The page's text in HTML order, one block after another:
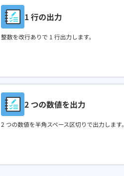
1 行の出力
整数を改行ありで 1 行出力します。
2 つの数値を出力
2 つの数値を半角スペース区切りで出力します。